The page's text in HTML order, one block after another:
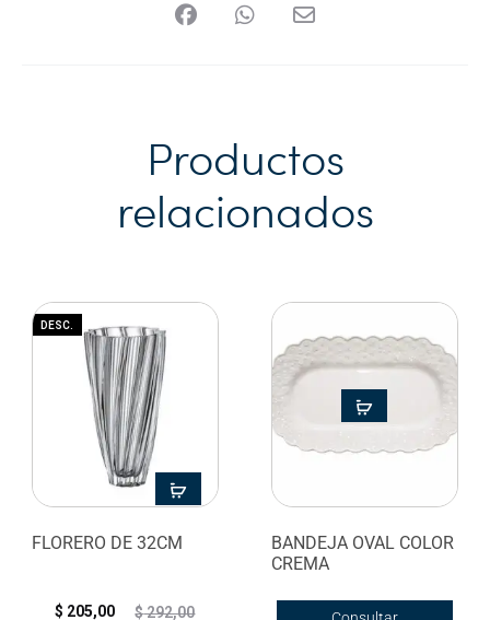
Productos
relacionados
DESC.
FLORERO DE 32CM
$292,00
$ 205,00
BANDEJA OVAL COLOR
CREMA